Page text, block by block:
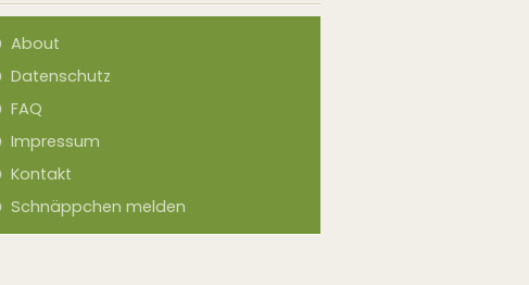
About
Datenschutz
FAQ
Impressum
Kontakt
Schnäppchen melden